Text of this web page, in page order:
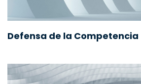
Defensa de la Competencia